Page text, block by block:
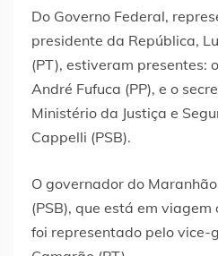
Do Governo Federal,
presidente da República,
(PT), estiveram presentes:
André Fufuca (PP), e o
Ministério da Justiça e
Cappelli (PSB).
O governador do
(PSB), que está em
foi representado pelo vice-